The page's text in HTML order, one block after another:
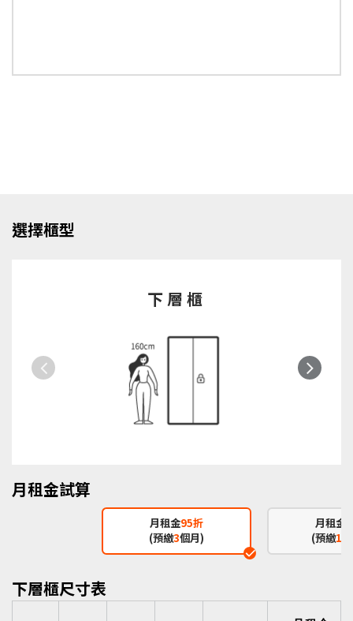
選擇櫃型
Previous
下層櫃
Next
月租金試算
月租金95折
(預繳3個月)
月租金
(預繳12
下層櫃尺寸表
半截上層櫃尺寸表
半截下層櫃尺寸表